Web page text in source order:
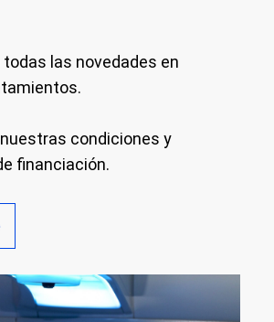
todas las novedades en
condiciones y
financiación.